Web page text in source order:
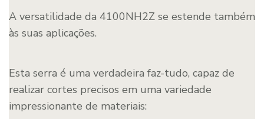
A versatilidade da 4100NH2Z se estende também
às suas aplicações.
Esta serra é uma verdadeira faz-tudo, capaz de
realizar cortes precisos em uma variedade
impressionante de materiais: